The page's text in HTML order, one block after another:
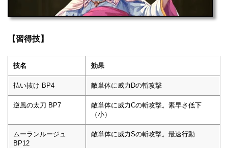
【習得技】
技名 効果
払い抜け BP4 敵単体に威力Dの斬攻撃
逆風の太刀 BP7
敵単体に威力Cの斬攻撃。素早さ低下
（小）
ムーランルージュ
BP12
敵単体に威力Sの斬攻撃。最速行動